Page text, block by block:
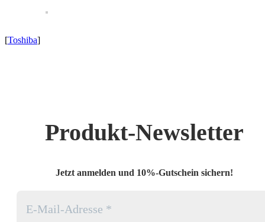
[Toshiba]
Produkt-Newsletter
Jetzt anmelden und 10%-Gutschein sichern!